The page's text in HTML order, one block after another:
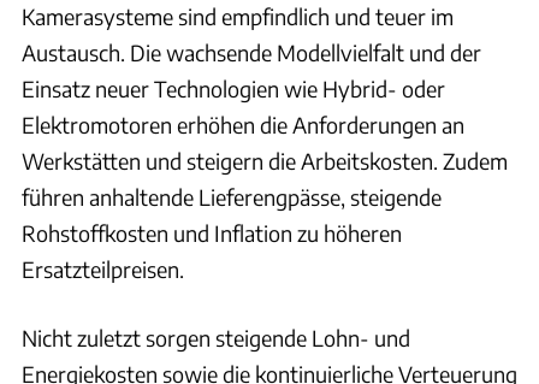
Kamerasysteme sind empfindlich und teuer im
Austausch. Die wachsende Modellvielfalt und der
Einsatz neuer Technologien wie Hybrid- oder
Elektromotoren erhöhen die Anforderungen an
Werkstätten und steigern die Arbeitskosten. Zudem
führen anhaltende Lieferengpässe, steigende
Rohstoffkosten und Inflation zu höheren
Ersatzteilpreisen.
Nicht zuletzt sorgen steigende Lohn- und
Energiekosten sowie die kontinuierliche Verteuerung